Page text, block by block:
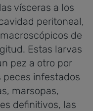
vísceras a los
peritoneal,
de
Estas larvas
pez a otro por
peces infestados
marsopas,
definitivos, las